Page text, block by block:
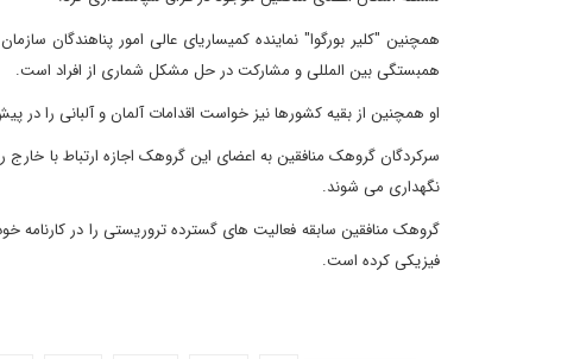
همچنین "کلیر بورگوا" نماینده کمیساریای عالی امور پناهندگان
همبستگی بین المللی و مشارکت در حل مشکل شماری از افراد است.
او همچنین از بقیه کشورها نیز خواست اقدامات آلمان و آلبانی را در
سرکردگان گروهک منافقین به اعضای این گروهک اجازه ارتباط با
نگهداری می شوند.
گروهک منافقین سابقه فعالیت های گسترده تروریستی را در کارنامه
فیزیکی کرده است.